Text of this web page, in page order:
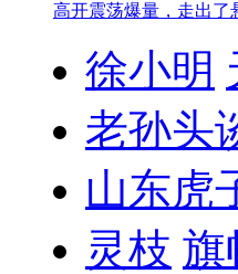
高开震荡爆量，走出了
徐小明
老孙头
山东虎
灵枝 旗